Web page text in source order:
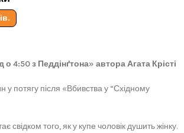
4:50 з Педдінґтона» автора Агата Крісті
у потягу після «Вбивства у “Східному
свідком того, як у купе чоловік душить жінку.